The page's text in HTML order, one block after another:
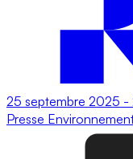
25 septembre 2025 -
Presse